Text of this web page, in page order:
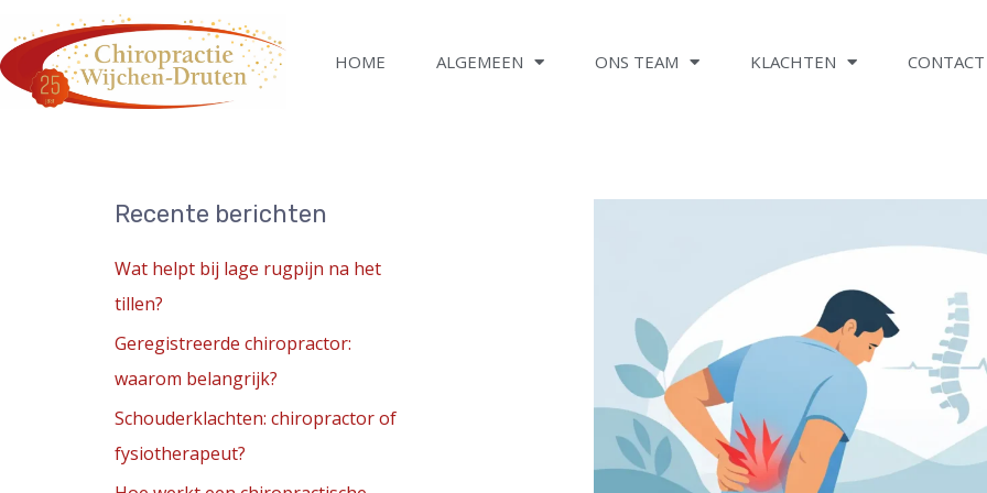
naar
de
inhoud
HOME ALGEMEEN ONS TEAM KLACHTEN CONTACT
Recente berichten
Wat helpt bij lage rugpijn na het
tillen?
Geregistreerde chiropractor:
waarom belangrijk?
Schouderklachten: chiropractor of
fysiotherapeut?